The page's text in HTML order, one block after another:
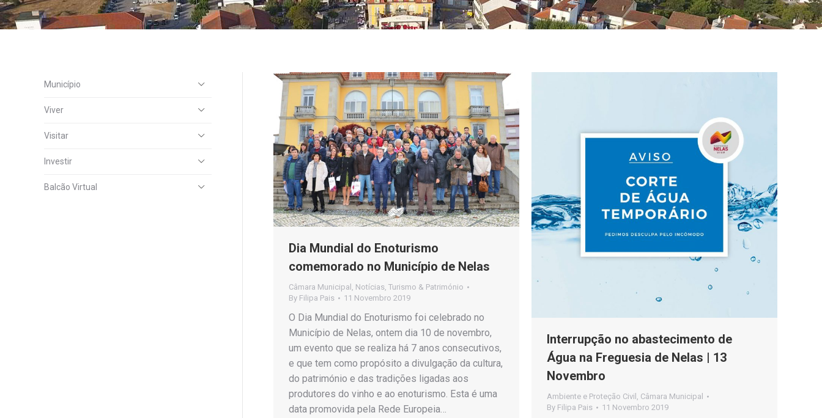
Dia Mundial do Enoturismo
comemorado no Município de Nelas
Câmara Municipal Notícias Turismo & Património
By Filipa Pais 11 Novembro 2019
O Dia Mundial do Enoturismo foi celebrado no
Município de Nelas, ontem dia 10 de novembro,
um evento que se realiza há 7 anos consecutivos,
e que tem como propósito a divulgação da cultura,
do património e das tradições ligadas aos
produtores do vinho e ao enoturismo. Esta é uma
data promovida pela Rede Europeia…
Interrupção no abastecimento de
Água na Freguesia de Nelas | 13
Novembro
Ambiente e Proteção Civil , Câmara Municipal
By Filipa Pais 11 Novembro 2019
Município
Viver
Visitar
Investir
Balcão Virtual